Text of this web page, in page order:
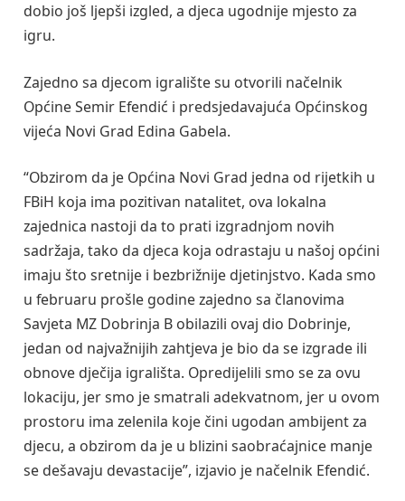
dobio još ljepši izgled, a djeca ugodnije mjesto za
igru.
Zajedno sa djecom igralište su otvorili načelnik
Općine Semir Efendić i predsjedavajuća Općinskog
vijeća Novi Grad Edina Gabela.
“Obzirom da je Općina Novi Grad jedna od rijetkih u
FBiH koja ima pozitivan natalitet, ova lokalna
zajednica nastoji da to prati izgradnjom novih
sadržaja, tako da djeca koja odrastaju u našoj općini
imaju što sretnije i bezbrižnije djetinjstvo. Kada smo
u februaru prošle godine zajedno sa članovima
Savjeta MZ Dobrinja B obilazili ovaj dio Dobrinje,
jedan od najvažnijih zahtjeva je bio da se izgrade ili
obnove dječija igrališta. Opredijelili smo se za ovu
lokaciju, jer smo je smatrali adekvatnom, jer u ovom
prostoru ima zelenila koje čini ugodan ambijent za
djecu, a obzirom da je u blizini saobraćajnice manje
se dešavaju devastacije”, izjavio je načelnik Efendić.